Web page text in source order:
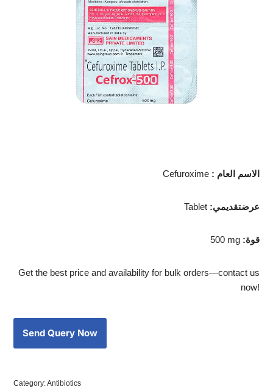
Cefuroxime : الاسم العام
Tablet :عرضتقديمي
500 mg :قوة
Get the best price and availability for bulk orders—contact us
now!
Category:Antibiotics